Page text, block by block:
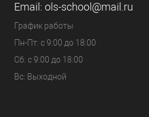
Email: ols-school@mail.ru
График работы
Пн-Пт: с 9:00 до 18:00
Сб: с 9:00 до 18:00
Вс: Выходной